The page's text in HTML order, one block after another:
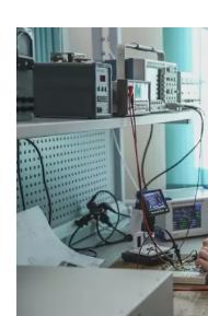
Сергей
(4)
Вадим
(3)
Никита Бобриков
(3)
Попков
(3)
Василина